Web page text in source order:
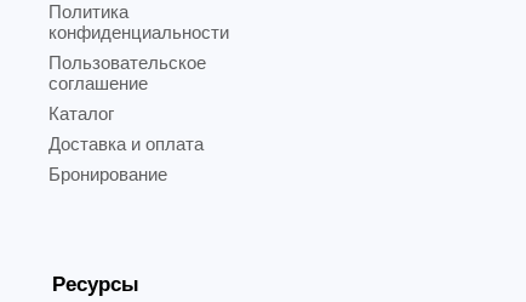
Политика
конфиденциальности
Пользовательское
соглашение
Каталог
Доставка и оплата
Бронирование
Ресурсы